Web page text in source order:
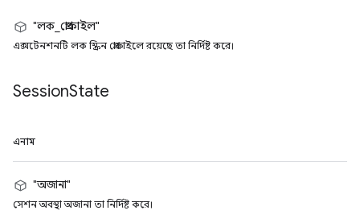
"লক_প্রোফাইল"
এক্সটেনশনটি লক স্ক্রিন প্রোফাইলে রয়েছে তা নির্দিষ্ট করে।
SessionState
এনাম
"অজানা"
সেশন অবস্থা অজানা তা নির্দিষ্ট করে।